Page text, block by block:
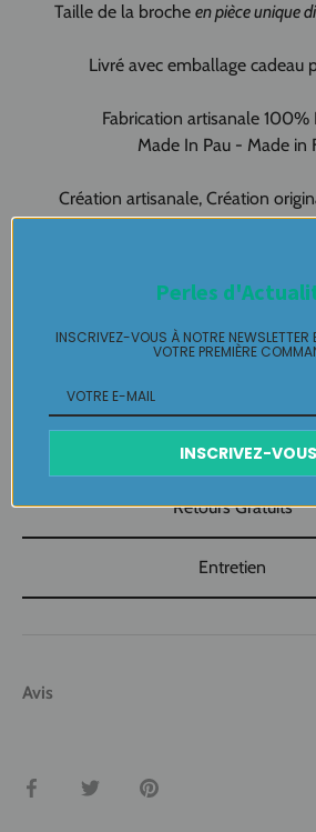
Taille de la broche en pièce unique
Livré avec emballage cadeau
Fabrication artisanale 100%
Made In Pau - Made in
Création artisanale, Création
BROCHE fantaisie Pièce unique
vu, jamais porté que par celle qui
Plaisir de Créer, Désir de
Livraison
Retours Gratuits
Entretien
Avis
Partager TweeterÉpingler
Perles
INSCRIVEZ-VOUS À NOTRE NEWSLETTER
VOTRE PREMIÈRE
INSCRIVEZ-VOUS